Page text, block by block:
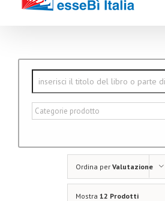
Ordina per Valutazione
Mostra 12 Prodotti